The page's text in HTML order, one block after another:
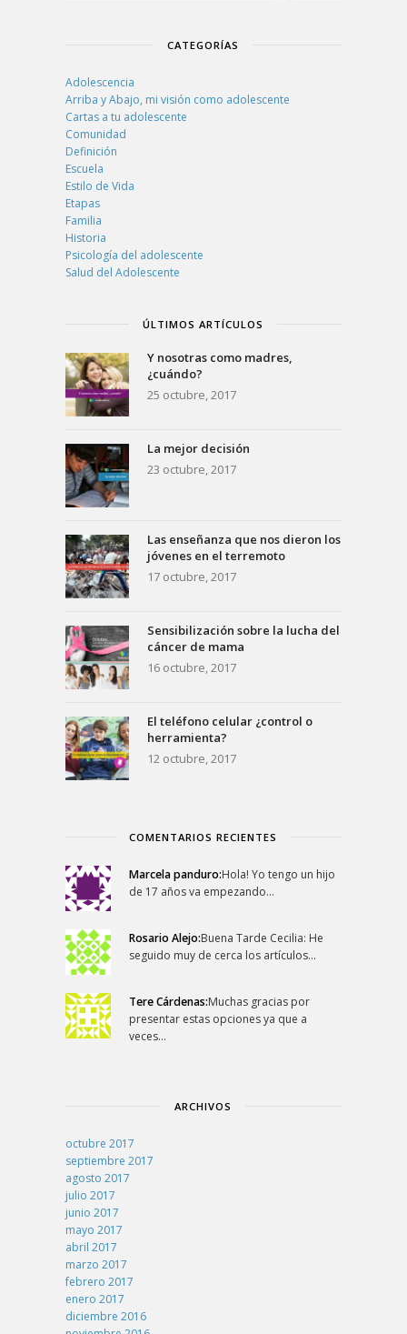
CATEGORÍAS
Adolescencia
Arriba y Abajo, mi visión como adolescente
Cartas a tu adolescente
Comunidad
Definición
Escuela
Estilo de Vida
Etapas
Familia
Historia
Psicología del adolescente
Salud del Adolescente
ÚLTIMOS ARTÍCULOS
Y nosotras como madres,
¿cuándo?
25 octubre, 2017
La mejor decisión
23 octubre, 2017
Las enseñanza que nos dieron los
jóvenes en el terremoto
17 octubre, 2017
Sensibilización sobre la lucha del
cáncer de mama
16 octubre, 2017
El teléfono celular ¿control o
herramienta?
12 octubre, 2017
COMENTARIOS RECIENTES
Marcela panduro:Hola! Yo tengo un hijo
de 17 años va empezando…
Rosario Alejo:Buena Tarde Cecilia: He
seguido muy de cerca los artículos…
Tere Cárdenas:Muchas gracias por
presentar estas opciones ya que a
veces…
ARCHIVOS
octubre 2017
septiembre 2017
agosto 2017
julio 2017
junio 2017
mayo 2017
abril 2017
marzo 2017
febrero 2017
enero 2017
diciembre 2016